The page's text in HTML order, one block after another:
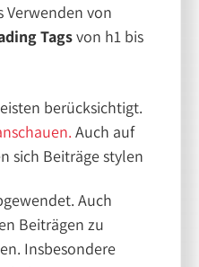
Verwenden von
Tagsvon h1 bis
berücksichtigt.
Auch auf
sich Beiträge stylen
Auch
Beiträgen zu
Insbesondere